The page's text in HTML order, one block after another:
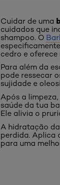
Cuidar de uma
cuidados que
shampoo. O
cedro e
Para além da
pode ressecar
sujidade e
Após a
saúde da tua
Ele alivia o
A hidratação
perdida. Aplica
para uma